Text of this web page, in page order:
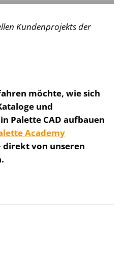
Kundenprojekts der
möchte, wie sich
und
Palette CAD aufbauen
Academy
direkt von unseren